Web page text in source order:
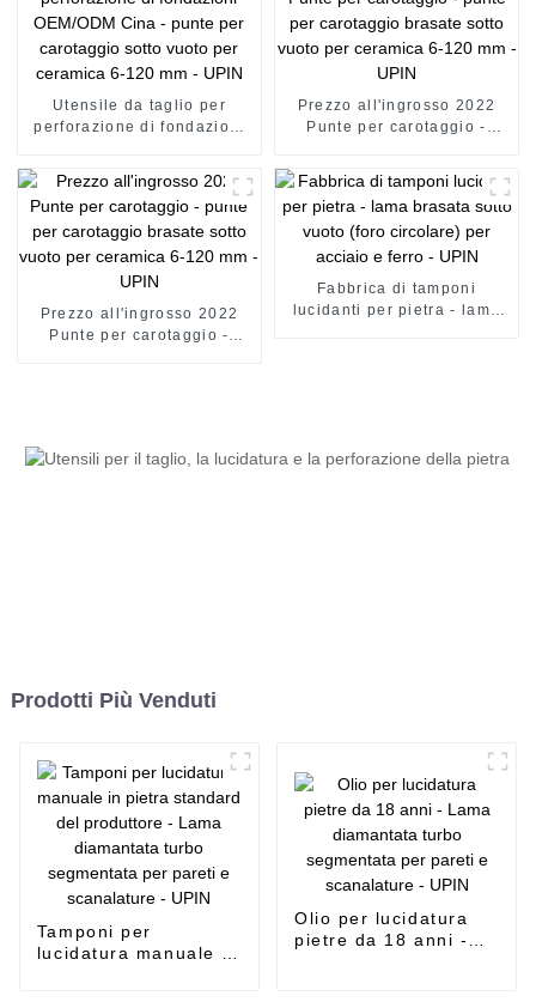
ceramica da 6 a 120 mm -
UPIN
ceramica da 6 a 120 mm -
UPIN
Utensile da taglio per
perforazione di fondazioni
carotaggio sotto vuoto per
ceramica 6-120 mm - UPIN
Prezzo all'ingrosso 2022
Punte per carotaggio -
ceramica 6-120 mm - UPIN
Prezzo all'ingrosso 2022
Punte per carotaggio -
Fabbrica di tamponi
lucidanti per pietra - lama
Prodotti Più Venduti
Tamponi per
lucidatura manuale in
Olio per lucidatura
pietre da 18 anni -